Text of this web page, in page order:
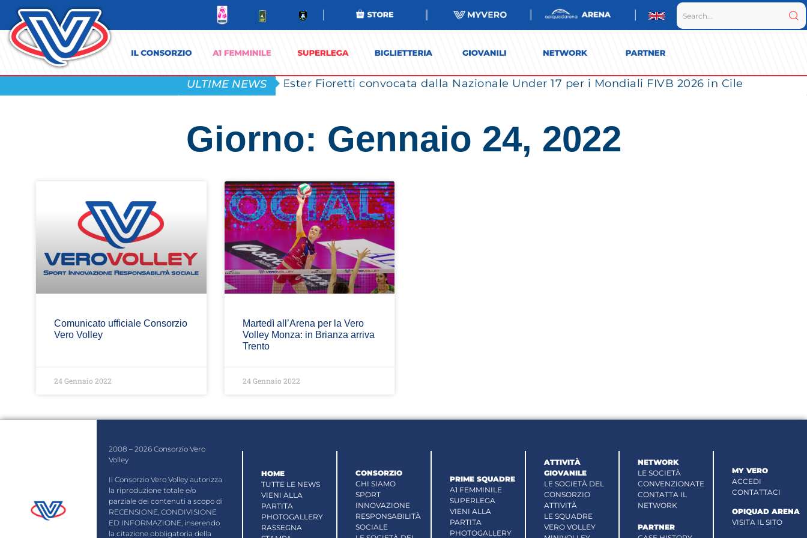
ULTIME NEWS Ester Fioretti convocata dalla Nazionale Under 17 per i Mondiali FIVB 2026 in Cile
Giorno: Gennaio 24, 2022
Comunicato ufficiale Consorzio
Vero Volley
24 Gennaio 2022
Martedì all’Arena per la Vero
Volley Monza: in Brianza arriva
Trento
24 Gennaio 2022
2008 – 2026 Consorzio Vero
Volley
Il Consorzio Vero Volley autorizza
la riproduzione totale e/o
parziale dei contenuti a scopo di
RECENSIONE, CONDIVISIONE
ED INFORMAZIONE, inserendo
la citazione obbligatoria della
HOME
TUTTE LE NEWS
VIENI ALLA
PARTITA
PHOTOGALLERY
RASSEGNA
CONSORZIO
CHI SIAMO
SPORT
INNOVAZIONE
RESPONSABILITÀ
SOCIALE
PRIME SQUADRE
A1 FEMMINILE
SUPERLEGA
VIENI ALLA
PARTITA
PHOTOGALLERY
ATTIVITÀ
GIOVANILE
LE SOCIETÀ DEL
CONSORZIO
ATTIVITÀ
LE SQUADRE
VERO VOLLEY
NETWORK
LE SOCIETÀ
CONVENZIONATE
CONTATTA IL
NETWORK
PARTNER
MY VERO
ACCEDI
CONTATTACI
OPIQUAD ARENA
VISITA IL SITO